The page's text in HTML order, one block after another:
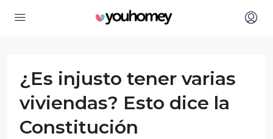
¿Es injusto tener varias
viviendas? Esto dice la
Constitución